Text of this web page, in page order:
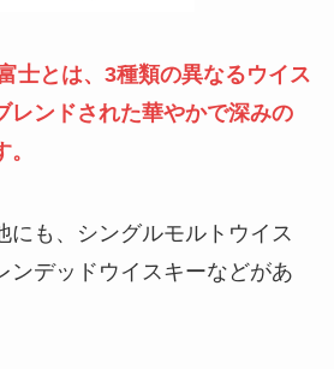
士とは、3種類の異なるウイス
レンドされた華やかで深みの
にも、シングルモルトウイス
ンデッドウイスキーなどがあ